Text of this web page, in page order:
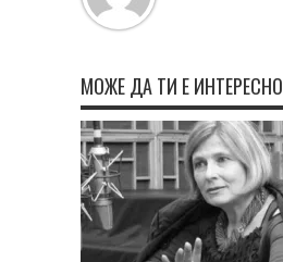
МОЖЕ ДА ТИ Е ИНТЕРЕСНО